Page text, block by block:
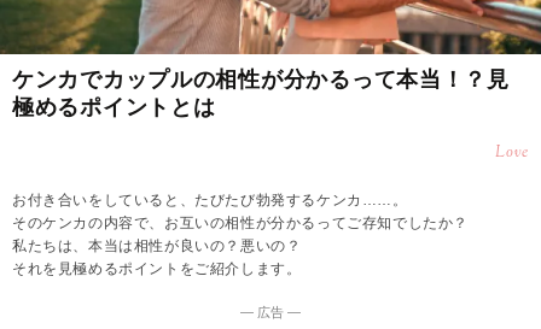
ケンカでカップルの相性が分かるって本当！？見
極めるポイントとは
Love
お付き合いをしていると、たびたび勃発するケンカ……。
そのケンカの内容で、お互いの相性が分かるってご存知でしたか？
私たちは、本当は相性が良いの？悪いの？
それを見極めるポイントをご紹介します。
― 広告 ―